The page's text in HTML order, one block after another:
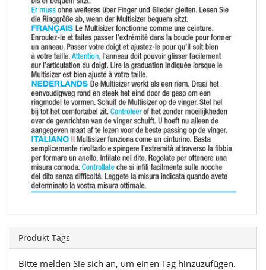
Produkt Tags
Bitte melden Sie sich an, um einen Tag hinzuzufügen.